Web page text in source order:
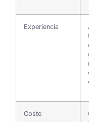
Experiencia
Coste